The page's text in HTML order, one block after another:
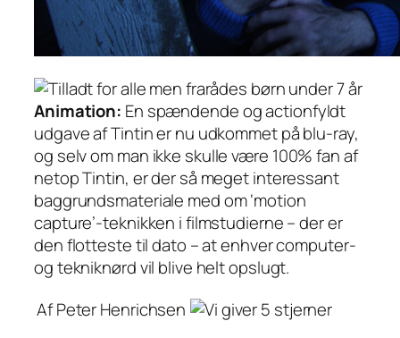
Animation: En spændende og actionfyldt
udgave af Tintin er nu udkommet på blu-ray,
og selv om man ikke skulle være 100% fan af
netop Tintin, er der så meget interessant
baggrundsmateriale med om ‘motion
capture’-teknikken i filmstudierne – der er
den flotteste til dato – at enhver computer-
og tekniknørd vil blive helt opslugt.
Af Peter Henrichsen